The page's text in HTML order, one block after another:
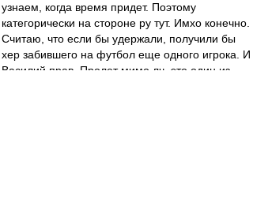
узнаем, когда время придет. Поэтому
категорически на стороне ру тут. Имхо конечно.
Считаю, что если бы удержали, получили бы
хер забившего на футбол еще одного игрока. И
Василий прав. Пролет мимо лч, это один из